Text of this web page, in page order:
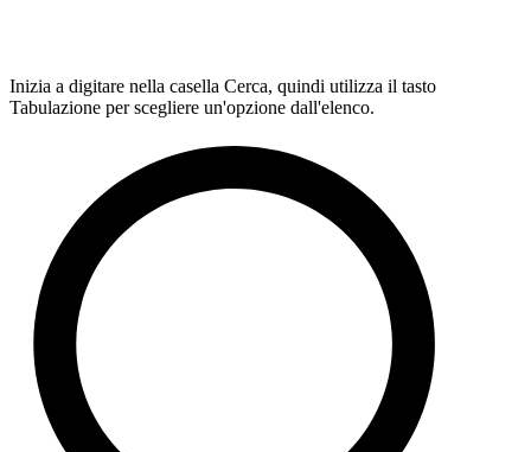
Inizia a digitare nella casella Cerca, quindi utilizza il tasto
Tabulazione per scegliere un'opzione dall'elenco.